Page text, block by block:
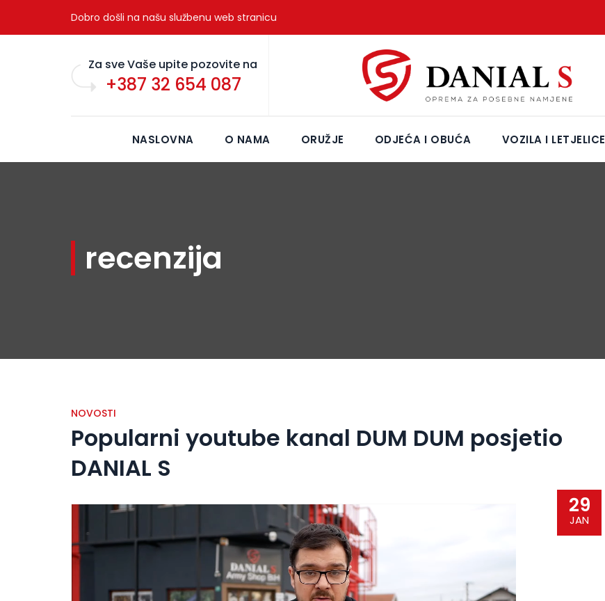
Dobro došli na našu službenu web stranicu
Za sve Vaše upite pozovite na
+387 32 654 087
NASLOVNA O NAMA ORUŽJE ODJEĆA I OBUĆA VOZILA I LETJELICE
recenzija
NOVOSTI
Popularni youtube kanal DUM DUM posjetio
DANIAL S
29
JAN